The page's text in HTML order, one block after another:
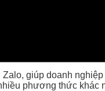
giúp doanh
phương thức